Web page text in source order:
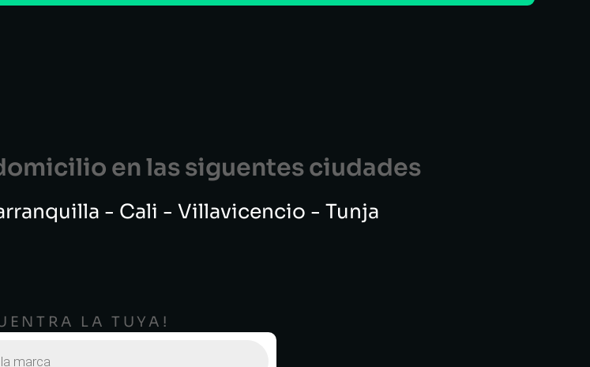
en las siguentes ciudades
- Cali - Villavicencio - Tunja
LA TUYA!